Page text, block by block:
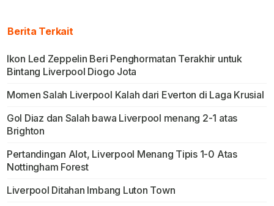
Berita Terkait
Ikon Led Zeppelin Beri Penghormatan Terakhir untuk
Bintang Liverpool Diogo Jota
Momen Salah Liverpool Kalah dari Everton di Laga Krusial
Gol Diaz dan Salah bawa Liverpool menang 2-1 atas
Brighton
Pertandingan Alot, Liverpool Menang Tipis 1-0 Atas
Nottingham Forest
Liverpool Ditahan Imbang Luton Town